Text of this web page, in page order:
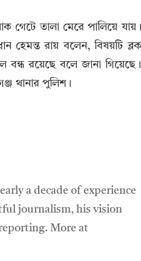
গেটে তালা মেরে পালিয়ে যায়।
হেমন্ত রায় বলেন, বিষয়টি ব্লক
বন্ধ রয়েছে বলে জানা গিয়েছে।
থানার পুলিশ।
a decade of experience
journalism, his vision
More at